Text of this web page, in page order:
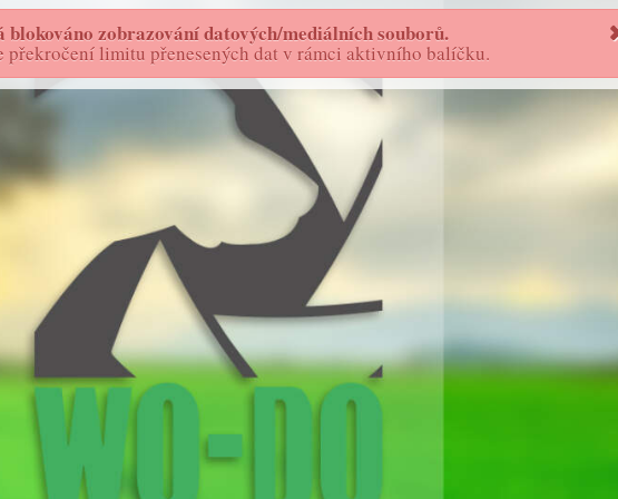
blokováno zobrazování datových/mediálních souborů.
překročení limitu přenesených dat v rámci aktivního balíčku.
FOTOSTORY - AS WO-DO